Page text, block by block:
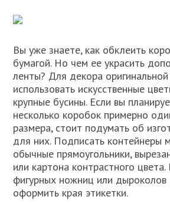
Вы уже знаете, как обклеить
бумагой. Но чем ее украсить
ленты? Для декора
использовать искусственные
крупные бусины. Если вы
несколько коробок примерно
размера, стоит подумать об
для них. Подписать контейнеры
обычные прямоугольники,
или картона контрастного
фигурных ножниц или
оформить края этикетки.